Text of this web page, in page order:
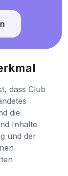
dass Club
die
Inhalte
und der